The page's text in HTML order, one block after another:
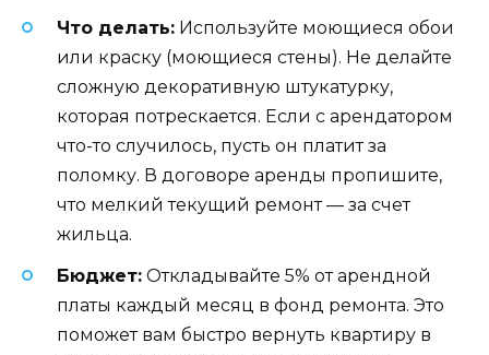
Что делать: Используйте моющиеся обои
или краску (моющиеся стены). Не делайте
сложную декоративную штукатурку,
которая потрескается. Если с арендатором
что-то случилось, пусть он платит за
поломку. В договоре аренды пропишите,
что мелкий текущий ремонт — за счет
жильца.
Бюджет: Откладывайте 5% от арендной
платы каждый месяц в фонд ремонта. Это
поможет вам быстро вернуть квартиру в